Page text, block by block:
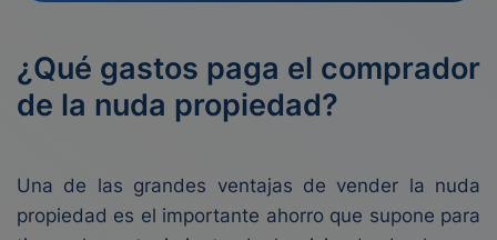
¿Qué gastos paga el comprador
de la nuda propiedad?
Una de las grandes ventajas de vender la nuda
propiedad es el importante ahorro que supone para